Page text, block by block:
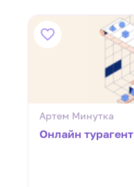
Артем Минутка
Онлайн турагент